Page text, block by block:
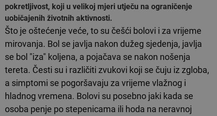
pokretljivost, koji u velikoj mjeri utječu na ograničenje
uobičajenih životnih aktivnosti.
Što je oštećenje veće, to su češći bolovi i za vrijeme
mirovanja. Bol se javlja nakon dužeg sjedenja, javlja
se bol "iza" koljena, a pojačava se nakon nošenja
tereta. Česti su i različiti zvukovi koji se čuju iz zgloba,
a simptomi se pogoršavaju za vrijeme vlažnog i
hladnog vremena. Bolovi su posebno jaki kada se
osoba penje po stepenicama ili hoda na neravnoj